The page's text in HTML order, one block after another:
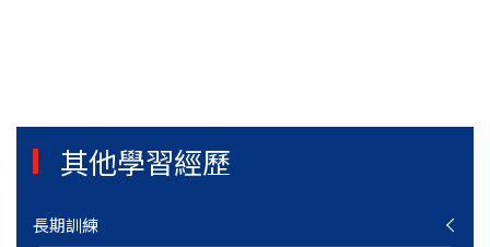
其他學習經歷
長期訓練